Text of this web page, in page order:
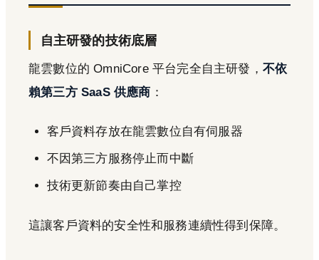
自主研發的技術底層
龍雲數位的 OmniCore 平台完全自主研發， 不依
賴第三方 SaaS 供應商 ：
客戶資料存放在龍雲數位自有伺服器
不因第三方服務停止而中斷
技術更新節奏由自己掌控
這讓客戶資料的安全性和服務連續性得到保障。